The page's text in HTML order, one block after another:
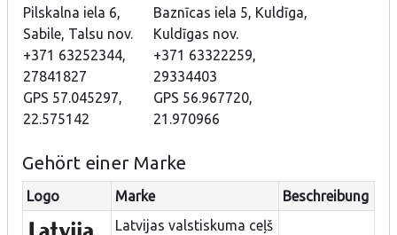
Pilskalna iela 6,
Sabile, Talsu nov.
+371 63252344,
27841827
GPS 57.045297,
22.575142
Baznīcas iela 5, Kuldīga,
Kuldīgas nov.
+371 63322259,
29334403
GPS 56.967720,
21.970966
Gehört einer Marke
Logo Marke
Beschreibung
Latvijas valstiskuma ceļš